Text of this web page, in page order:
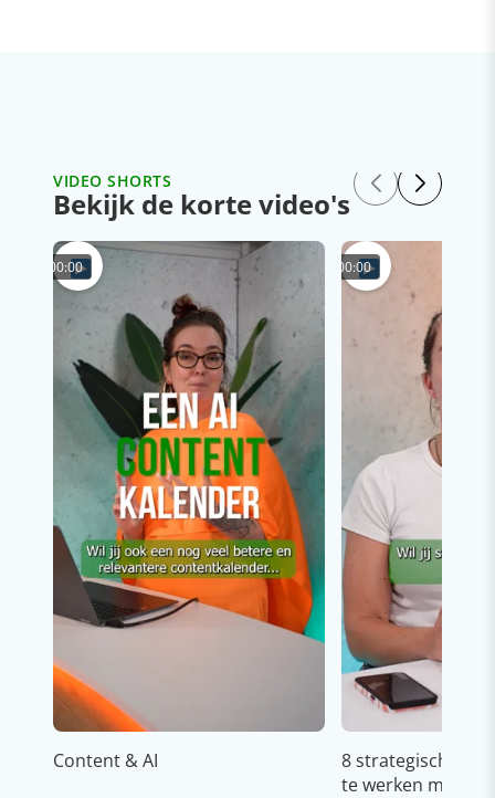
VIDEO SHORTS
Bekijk de korte video's
00:00
Content & AI
00:00
8 strategische
te werken met